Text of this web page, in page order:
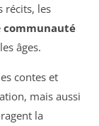
récits, les
communauté
âges.
contes et
mais aussi
la